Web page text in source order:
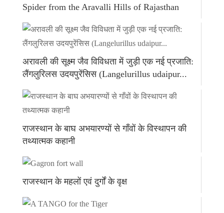
Spider from the Aravalli Hills of Rajasthan
अरावली की सूक्ष्म जैव विविधता में जुड़ी एक नई प्रजाति:
लैंगलुरिलस उदयपुरेंसिस (Langelurillus udaipur...
राजस्थान के बाघ अभयारण्यों से गाँवों के विस्थापन की
तथ्यात्मक कहानी
राजस्थान के महलों एवं दुर्गों के वृक्ष